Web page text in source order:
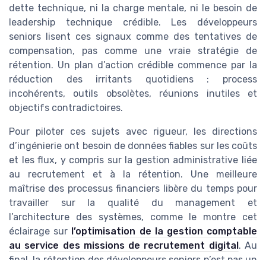
dette technique, ni la charge mentale, ni le besoin de
leadership technique crédible. Les développeurs
seniors lisent ces signaux comme des tentatives de
compensation, pas comme une vraie stratégie de
rétention. Un plan d’action crédible commence par la
réduction des irritants quotidiens : process
incohérents, outils obsolètes, réunions inutiles et
objectifs contradictoires.
Pour piloter ces sujets avec rigueur, les directions
d’ingénierie ont besoin de données fiables sur les coûts
et les flux, y compris sur la gestion administrative liée
au recrutement et à la rétention. Une meilleure
maîtrise des processus financiers libère du temps pour
travailler sur la qualité du management et
l’architecture des systèmes, comme le montre cet
éclairage sur l’optimisation de la gestion comptable
au service des missions de recrutement digital . Au